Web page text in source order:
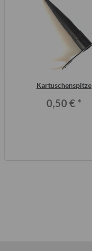
Kartuschenspitze
0,50 € *